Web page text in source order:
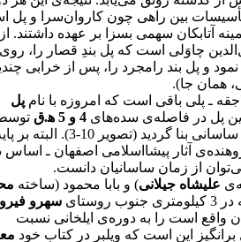
تأسیسات بین راهی چون کاروان‌سرا و پل
آتابکان سهمی بسزا بر عهده داشتند. از
چاوَلی است که پل بندِ قصار را، روی
و پل بند رامجرد را، پس از خرابی
همان جا).
ـ پلی باقی است که امروزه با نام پل
پل در فاصله‌ی سده‌های 4 و 5 ﻫ.ق
سلجوقیان روی پایه‌های ساسانی بنا گردید (تصویر 10-3).
آثار پیشااسلامی اصفهان ـ اساس
از زمان ساسانیان دانست.
علیشاه جیلانی) و بابا محمود (ساخته
روستای
سهرو
واقع است را به دوره‌ی ایلخانی نسبت
این است که ویلبر در کتاب خود